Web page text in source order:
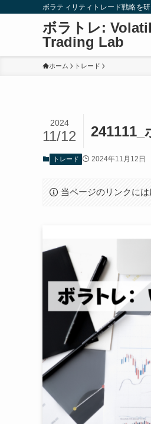
ボラティリティトレード戦略を
ボラトレ:
Trading Lab
ホーム トレード
241111_
2024
11/12
トレード 2024年11月12日
当ページのリンクには